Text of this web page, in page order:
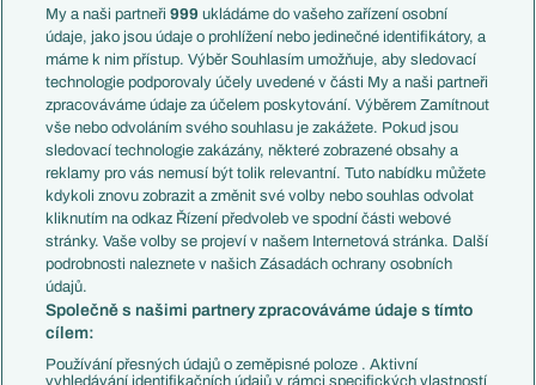
Témata
Představení týmů MS
EuroSkauting
PL v kostce
Evropské koeficienty
Přestupy
Přestupové spekulace
Zranění
Kluby
Arsenal FC
Chelsea FC
Manchester United
AC Milán
Juventus FC
Bayern Mnichov
Francie
Itálie
Německo
Španělsko
Argentina
Brazílie
Přestupy
Zápasy
Livescore
Tipovací soutěž
My a naši partneři999 ukládáme do vašeho zařízení osobní
údaje, jako jsou údaje o prohlížení nebo jedinečné identifikátory, a
máme k nim přístup. Výběr Souhlasím umožňuje, aby sledovací
technologie podporovaly účely uvedené v části My a naši partneři
zpracováváme údaje za účelem poskytování. Výběrem Zamítnout
vše nebo odvoláním svého souhlasu je zakážete. Pokud jsou
sledovací technologie zakázány, některé zobrazené obsahy a
reklamy pro vás nemusí být tolik relevantní. Tuto nabídku můžete
kdykoli znovu zobrazit a změnit své volby nebo souhlas odvolat
kliknutím na odkaz Řízení předvoleb ve spodní části webové
stránky. Vaše volby se projeví v našem Internetová stránka. Další
podrobnosti naleznete v našich Zásadách ochrany osobních
údajů.
Společně s našimi partnery zpracováváme údaje s tímto
cílem:
Používání přesných údajů o zeměpisné poloze . Aktivní
vyhledávání identifikačních údajů v rámci specifických vlastností